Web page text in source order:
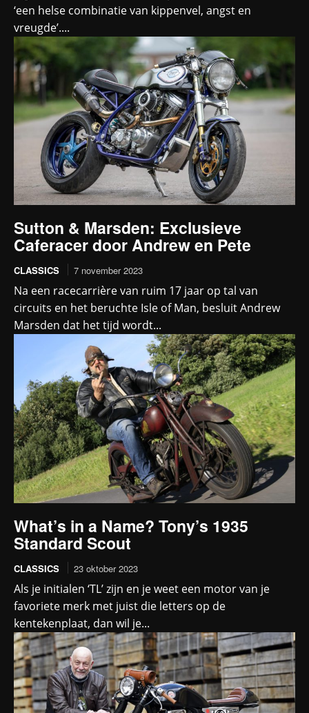
‘een helse combinatie van kippenvel, angst en
vreugde’....
Sutton & Marsden: Exclusieve
Caferacer door Andrew en Pete
CLASSICS 7 november 2023
Na een racecarrière van ruim 17 jaar op tal van
circuits en het beruchte Isle of Man, besluit Andrew
Marsden dat het tijd wordt...
What’s in a Name? Tony’s 1935
Standard Scout
CLASSICS 23 oktober 2023
Als je initialen ‘TL’ zijn en je weet een motor van je
favoriete merk met juist die letters op de
kentekenplaat, dan wil je...